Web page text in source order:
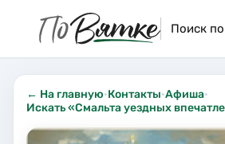
Поиск
← На главную·Контакты·Афиша·
Искать «Смальта уездных